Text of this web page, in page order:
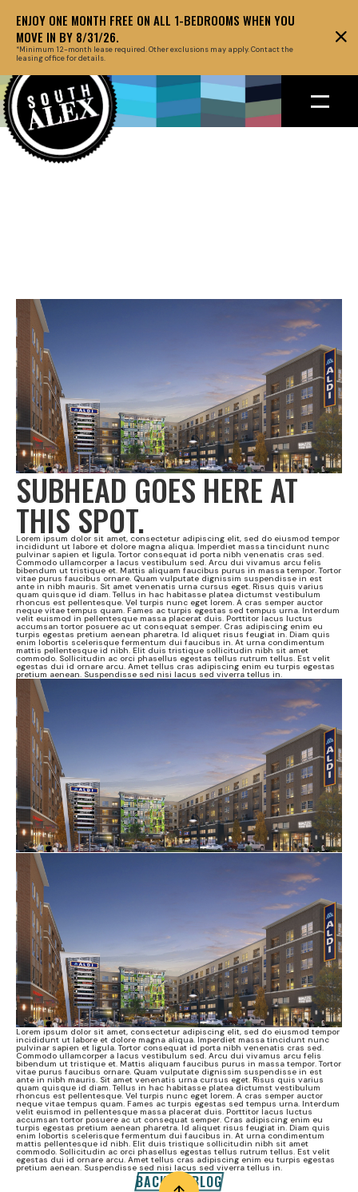
ENJOY ONE MONTH FREE ON ALL 1-BEDROOMS WHEN YOU
MOVE IN BY 8/31/26.
*Minimum 12-month lease required. Other exclusions may apply. Contact the
leasing office for details.
Back to floor plans
March 27, 2019
HEADLINE ABOUT
THE EVENT GOES
SUBHEAD GOES HERE AT
THIS SPOT.
Lorem ipsum dolor sit amet, consectetur adipiscing elit, sed do eiusmod tempor
incididunt ut labore et dolore magna aliqua. Imperdiet massa tincidunt nunc
pulvinar sapien et ligula. Tortor consequat id porta nibh venenatis cras sed.
Commodo ullamcorper a lacus vestibulum sed. Arcu dui vivamus arcu felis
bibendum ut tristique et. Mattis aliquam faucibus purus in massa tempor. Tortor
vitae purus faucibus ornare. Quam vulputate dignissim suspendisse in est
ante in nibh mauris. Sit amet venenatis urna cursus eget. Risus quis varius
quam quisque id diam. Tellus in hac habitasse platea dictumst vestibulum
rhoncus est pellentesque. Vel turpis nunc eget lorem. A cras semper auctor
neque vitae tempus quam. Fames ac turpis egestas sed tempus urna. Interdum
velit euismod in pellentesque massa placerat duis. Porttitor lacus luctus
accumsan tortor posuere ac ut consequat semper. Cras adipiscing enim eu
turpis egestas pretium aenean pharetra. Id aliquet risus feugiat in. Diam quis
enim lobortis scelerisque fermentum dui faucibus in. At urna condimentum
mattis pellentesque id nibh. Elit duis tristique sollicitudin nibh sit amet
commodo. Sollicitudin ac orci phasellus egestas tellus rutrum tellus. Est velit
egestas dui id ornare arcu. Amet tellus cras adipiscing enim eu turpis egestas
pretium aenean. Suspendisse sed nisi lacus sed viverra tellus in.
Lorem ipsum dolor sit amet, consectetur adipiscing elit, sed do eiusmod tempor
incididunt ut labore et dolore magna aliqua. Imperdiet massa tincidunt nunc
pulvinar sapien et ligula. Tortor consequat id porta nibh venenatis cras sed.
Commodo ullamcorper a lacus vestibulum sed. Arcu dui vivamus arcu felis
bibendum ut tristique et. Mattis aliquam faucibus purus in massa tempor. Tortor
vitae purus faucibus ornare. Quam vulputate dignissim suspendisse in est
ante in nibh mauris. Sit amet venenatis urna cursus eget. Risus quis varius
quam quisque id diam. Tellus in hac habitasse platea dictumst vestibulum
rhoncus est pellentesque. Vel turpis nunc eget lorem. A cras semper auctor
neque vitae tempus quam. Fames ac turpis egestas sed tempus urna. Interdum
velit euismod in pellentesque massa placerat duis. Porttitor lacus luctus
accumsan tortor posuere ac ut consequat semper. Cras adipiscing enim eu
turpis egestas pretium aenean pharetra. Id aliquet risus feugiat in. Diam quis
enim lobortis scelerisque fermentum dui faucibus in. At urna condimentum
mattis pellentesque id nibh. Elit duis tristique sollicitudin nibh sit amet
commodo. Sollicitudin ac orci phasellus egestas tellus rutrum tellus. Est velit
egestas dui id ornare arcu. Amet tellus cras adipiscing enim eu turpis egestas
pretium aenean. Suspendisse sed nisi lacus sed viverra tellus in.
BACK TO BLOG